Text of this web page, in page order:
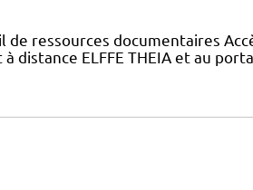
ressources documentaires
distance ELFFE THEIA et au